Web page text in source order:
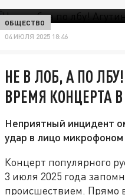
ОБЩЕСТВО
04 ИЮЛЯ 2025 18:46
НЕ В ЛОБ, А ПО
ВРЕМЯ КОНЦЕРТА
Неприятный инцидент
удар в лицо
Концерт популярного
3 июля 2025 года
происшествием. Прямо